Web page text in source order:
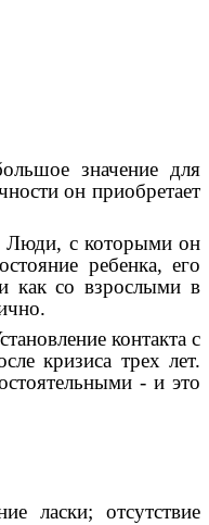
значение для
он приобретает
Люди, с которыми он
ребенка, его
как со взрослыми в
контакта с
кризиса трех лет.
- и это
ласки; отсутствие